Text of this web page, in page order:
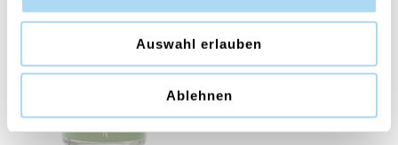
Auswahl erlauben
Ablehnen
50%